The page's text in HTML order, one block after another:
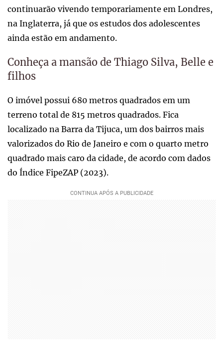
continuarão vivendo temporariamente em Londres,
na Inglaterra, já que os estudos dos adolescentes
ainda estão em andamento.
Conheça a mansão de Thiago Silva, Belle e
filhos
O imóvel possui 680 metros quadrados em um
terreno total de 815 metros quadrados. Fica
localizado na Barra da Tijuca, um dos bairros mais
valorizados do Rio de Janeiro e com o quarto metro
quadrado mais caro da cidade, de acordo com dados
do Índice FipeZAP (2023).